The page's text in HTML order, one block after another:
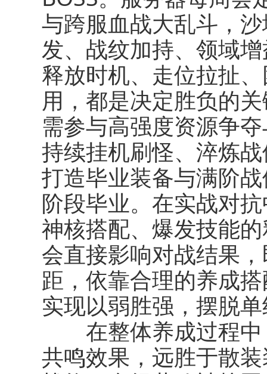
与跨服血战大乱斗，
发、战纹加持、领域
释放时机、走位拉扯
用，都是决定胜负的
需参与高强度资源争
持续挂机刷怪、淬炼
打造毕业装备与满阶
阶段毕业。在实战对
神核搭配、爆发技能
会直接影响对战结果
距，依靠合理的养成
实现以弱胜强，摆脱
在整体养成过程中
共鸣效果，远胜于散